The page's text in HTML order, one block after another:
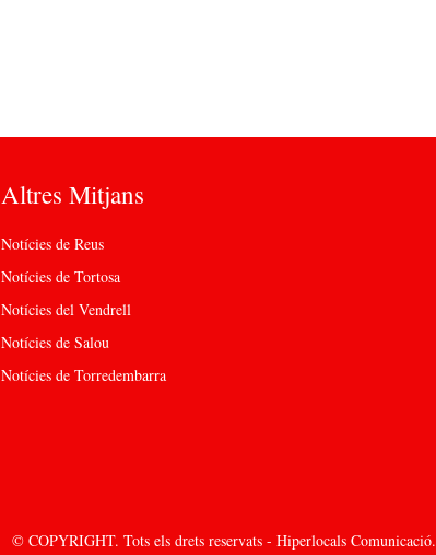
Altres Mitjans
Notícies de Reus
Notícies de Tortosa
Notícies del Vendrell
Notícies de Salou
Notícies de Torredembarra
© COPYRIGHT. Tots els drets reservats - Hiperlocals Comunicació.